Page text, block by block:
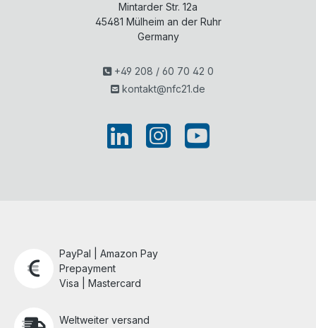
Mintarder Str. 12a
45481 Mülheim an der Ruhr
Germany
+49 208 / 60 70 42 0
kontakt@nfc21.de
PayPal | Amazon Pay
Prepayment
Visa | Mastercard
Weltweiter versand